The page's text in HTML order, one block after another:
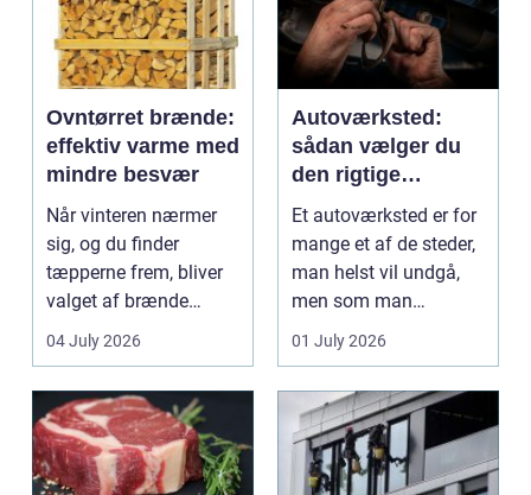
Ovntørret brænde:
effektiv varme med
mindre besvær
Når vinteren nærmer
sig, og du finder
tæpperne frem, bliver
valget af brænde
pludselig vigtigt.
Mang...
04 July 2026
Autoværksted:
sådan vælger du
den rigtige
mekaniker
Et autoværksted er for
mange et af de steder,
man helst vil undgå,
men som man
alligevel...
01 July 2026